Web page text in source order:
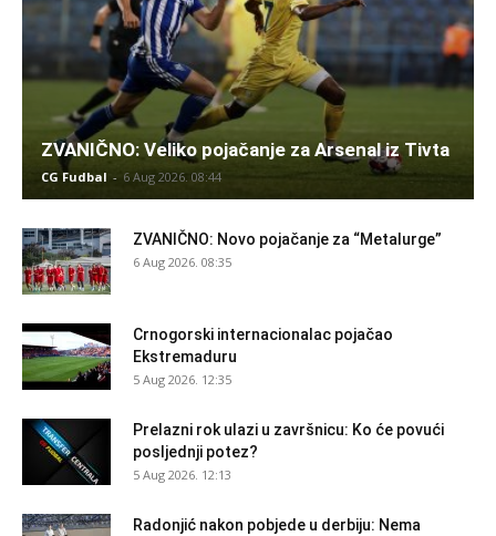
ZVANIČNO: Veliko pojačanje za Arsenal iz Tivta
CG Fudbal - 6 Aug 2026. 08:44
ZVANIČNO: Novo pojačanje za “Metalurge”
6 Aug 2026. 08:35
Crnogorski internacionalac pojačao
Ekstremaduru
5 Aug 2026. 12:35
Prelazni rok ulazi u završnicu: Ko će povući
posljednji potez?
5 Aug 2026. 12:13
Radonjić nakon pobjede u derbiju: Nema